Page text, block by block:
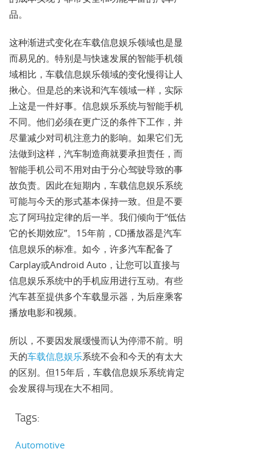
品。
这种渐进式变化在车载信息娱乐领域也是显
而易见的。特别是与快速发展的智能手机领
域相比，车载信息娱乐领域的变化慢得让人
揪心。但是总的来说和汽车领域一样，实际
上这是一件好事。信息娱乐系统与智能手机
不同。他们必须在更广泛的条件下工作，并
尽量减少对司机注意力的影响。如果它们无
法做到这样，汽车制造商就要承担责任，而
智能手机公司不用对由于分心驾驶导致的事
故负责。因此在短期内，车载信息娱乐系统
可能与今天的形式基本保持一致。但是不要
忘了阿玛拉定律的后一半。我们倾向于“低估
它的长期效应”。15年前，CD播放器是汽车
信息娱乐的标准。如今，许多汽车配备了
Carplay或Android Auto，让您可以直接与
信息娱乐系统中的手机应用进行互动。有些
汽车甚至提供多个车载显示器，为后座乘客
播放电影和视频。
所以，不要因发展缓慢而认为停滞不前。明
天的车载信息娱乐系统不会和今天的有太大
的区别。但15年后，车载信息娱乐系统肯定
会发展得与现在大不相同。
Tags:
Automotive